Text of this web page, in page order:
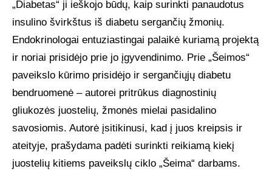
„Diabetas“ ji ieškojo būdų, kaip surinkti panaudotus
insulino švirkštus iš diabetu sergančių žmonių.
Endokrinologai entuziastingai palaikė kuriamą projektą
ir noriai prisidėjo prie jo įgyvendinimo. Prie „Šeimos“
paveikslo kūrimo prisidėjo ir sergančiųjų diabetu
bendruomenė – autorei pritrūkus diagnostinių
gliukozės juostelių, žmonės mielai pasidalino
savosiomis. Autorė įsitikinusi, kad į juos kreipsis ir
ateityje, prašydama padėti surinkti reikiamą kiekį
juostelių kitiems paveikslų ciklo „Šeima“ darbams.